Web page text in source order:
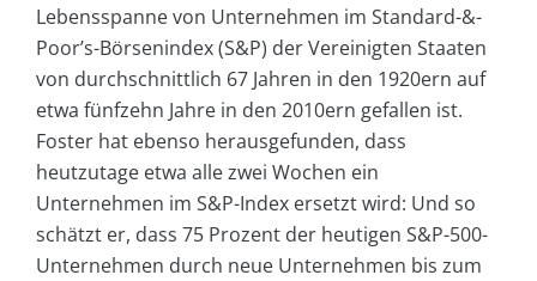
Lebensspanne von Unternehmen im Standard-&-
Poor’s-Börsenindex (S&P) der Vereinigten Staaten
von durchschnittlich 67 Jahren in den 1920ern auf
etwa fünfzehn Jahre in den 2010ern gefallen ist.
Foster hat ebenso herausgefunden, dass
heutzutage etwa alle zwei Wochen ein
Unternehmen im S&P-Index ersetzt wird: Und so
schätzt er, dass 75 Prozent der heutigen S&P-500-
Unternehmen durch neue Unternehmen bis zum